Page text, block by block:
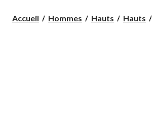
Accueil Hommes Hauts Hauts